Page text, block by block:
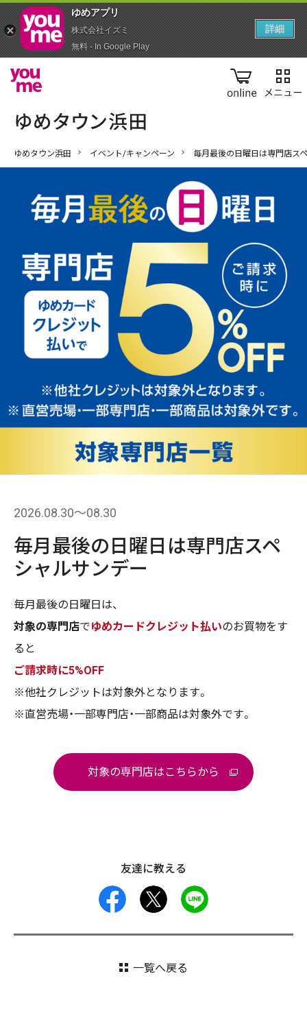
online
ゆめタウン浜田 イベント/キャンペーン 毎月最後の日曜日は専門店ス
2026.08.30〜08.30
毎月最後の日曜日は専門店スペ
シャルサンデー
毎月最後の日曜日は、
対象の専門店でゆめカードクレジット払いのお買物をす
ると
ご請求時に5%OFF
※他社クレジットは対象外となります。
※直営売場・一部専門店・一部商品は対象外です。
対象の専門店はこちらから
友達に教える
facebook
一覧へ戻る
ゆめアプ‪リ‬
株式会社イズミ
無料 - In Google Play
詳細